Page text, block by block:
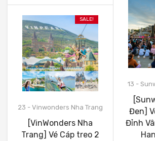
SALE!
23 - Vinwonders Nha Trang
[VinWonders Nha
Trang] Vé Cáp treo 2
13 -
Đen]
Đỉnh